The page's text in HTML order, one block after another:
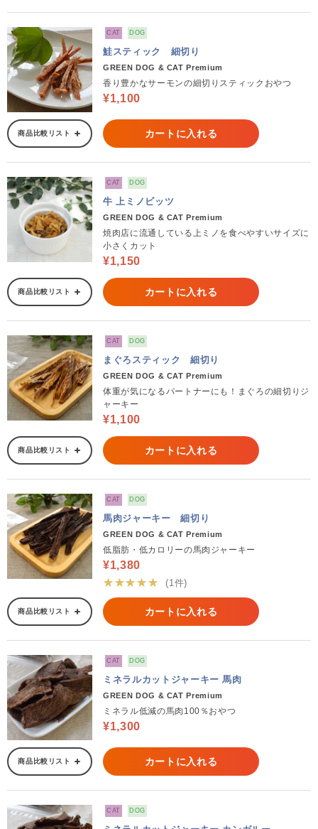
CAT DOG
鮭スティック 細切り
GREEN DOG & CAT Premium
香り豊かなサーモンの細切りスティックおやつ
¥1,100
商品比較リスト カートに入れる
CAT DOG
牛 上ミノビッツ
GREEN DOG & CAT Premium
焼肉店に流通している上ミノを食べやすいサイズに
小さくカット
¥1,150
商品比較リスト カートに入れる
CAT DOG
まぐろスティック 細切り
GREEN DOG & CAT Premium
体重が気になるパートナーにも！まぐろの細切りジ
ャーキー
¥1,100
商品比較リスト カートに入れる
CAT DOG
馬肉ジャーキー 細切り
GREEN DOG & CAT Premium
低脂肪・低カロリーの馬肉ジャーキー
¥1,380
★★★★★
(1件)
商品比較リスト カートに入れる
CAT DOG
ミネラルカットジャーキー 馬肉
GREEN DOG & CAT Premium
ミネラル低減の馬肉100％おやつ
¥1,300
商品比較リスト カートに入れる
CAT DOG